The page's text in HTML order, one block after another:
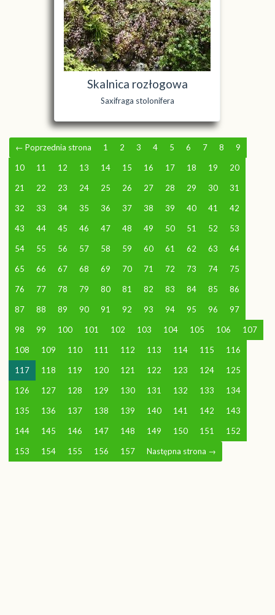
Skalnica rozłogowa
Saxifraga stolonifera
← Poprzednia strona 1 2 3 4 5 6 7 8 9
10 11 12 13 14 15 16 17 18 19 20
21 22 23 24 25 26 27 28 29 30 31
32 33 34 35 36 37 38 39 40 41 42
43 44 45 46 47 48 49 50 51 52 53
54 55 56 57 58 59 60 61 62 63 64
65 66 67 68 69 70 71 72 73 74 75
76 77 78 79 80 81 82 83 84 85 86
87 88 89 90 91 92 93 94 95 96 97
98 99 100 101 102 103 104 105 106 107
108 109 110 111 112 113 114 115 116
117 118 119 120 121 122 123 124 125
126 127 128 129 130 131 132 133 134
135 136 137 138 139 140 141 142 143
144 145 146 147 148 149 150 151 152
153 154 155 156 157 Następna strona →